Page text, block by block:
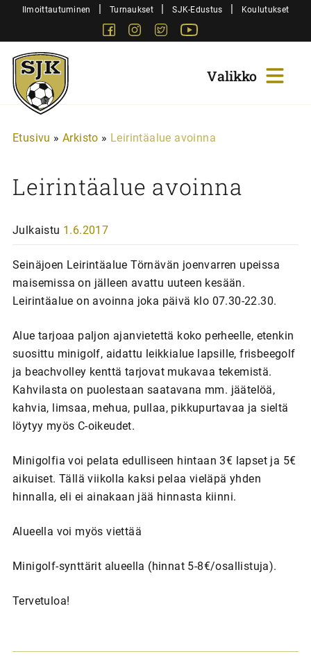
SiirryIlmoittautuminen | Turnaukset | SJK-Edustus | Koulutukset
FacebookInstagram
Twitter
Sjk-
Juniorit
Etusivu » Arkisto » Leirintäalue avoinna
Leirintäalue avoinna
Julkaistu 1.6.2017
Seinäjoen Leirintäalue Törnävän joenvarren upeissa
maisemissa on jälleen avattu uuteen kesään.
Leirintäalue on avoinna joka päivä klo 07.30-22.30.
Alue tarjoaa paljon ajanvietettä koko perheelle, etenkin
suosittu minigolf, aidattu leikkialue lapsille, frisbeegolf
ja beachvolley kenttä tarjovat mukavaa tekemistä.
Kahvilasta on puolestaan saatavana mm. jäätelöä,
kahvia, limsaa, mehua, pullaa, pikkupurtavaa ja sieltä
löytyy myös C-oikeudet.
Minigolfia voi pelata edulliseen hintaan 3€ lapset ja 5€
aikuiset. Tällä viikolla kaksi pelaa vieläpä yhden
hinnalla, eli ei ainakaan jää hinnasta kiinni.
Alueella voi myös viettää
Minigolf-synttärit alueella (hinnat 5-8€/osallistuja).
Tervetuloa!